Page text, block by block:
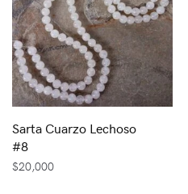
Sarta Cuarzo Lechoso
#8
$20,000